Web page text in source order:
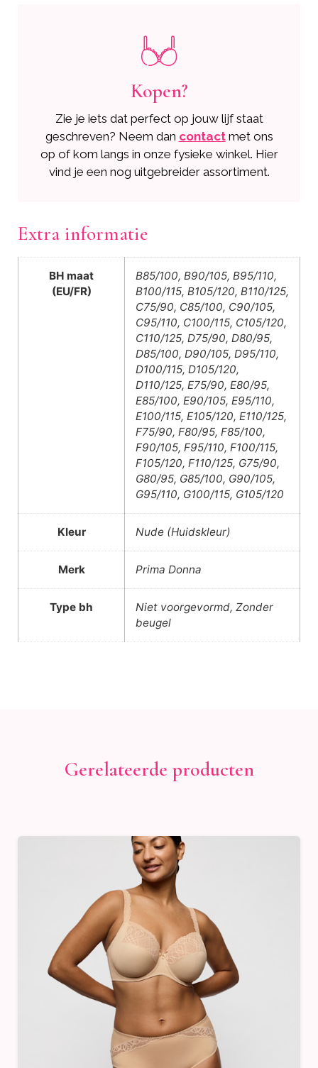
Kopen?
Zie je iets dat perfect op jouw lijf staat
geschreven? Neem dan contact met ons
op of kom langs in onze fysieke winkel. Hier
vind je een nog uitgebreider assortiment.
Extra informatie
BH maat
(EU/FR)
B85/100, B90/105, B95/110,
B100/115, B105/120, B110/125,
C75/90, C85/100, C90/105,
C95/110, C100/115, C105/120,
C110/125, D75/90, D80/95,
D85/100, D90/105, D95/110,
D100/115, D105/120,
D110/125, E75/90, E80/95,
E85/100, E90/105, E95/110,
E100/115, E105/120, E110/125,
F75/90, F80/95, F85/100,
F90/105, F95/110, F100/115,
F105/120, F110/125, G75/90,
G80/95, G85/100, G90/105,
G95/110, G100/115, G105/120
Kleur Nude (Huidskleur)
Merk Prima Donna
Type bh
Niet voorgevormd, Zonder
beugel
Gerelateerde producten